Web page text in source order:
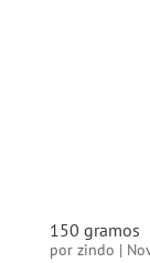
150 gramos
por zindo |